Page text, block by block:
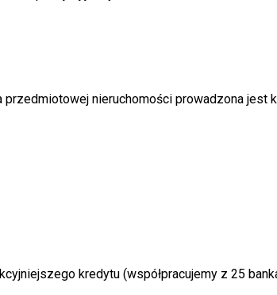
przedmiotowej nieruchomości prowadzona
kredytu (współpracujemy z 25